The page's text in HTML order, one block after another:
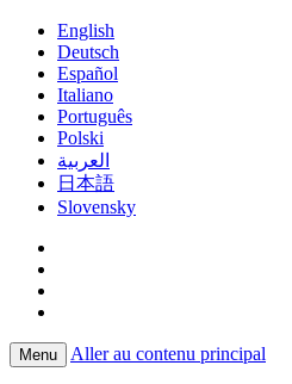
English
Deutsch
Español
Italiano
Português
Polski
العربية
日本語
Slovensky
Menu Aller au contenu principal